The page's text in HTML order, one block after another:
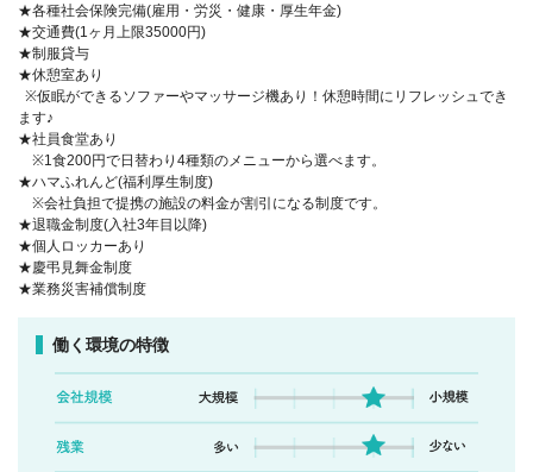
★各種社会保険完備(雇用・労災・健康・厚生年金)
★交通費(1ヶ月上限35000円)
★制服貸与
★休憩室あり
※仮眠ができるソファーやマッサージ機あり！休憩時間にリフレッシュでき
ます♪
★社員食堂あり
※1食200円で日替わり4種類のメニューから選べます。
★ハマふれんど(福利厚生制度)
※会社負担で提携の施設の料金が割引になる制度です。
★退職金制度(入社3年目以降)
★個人ロッカーあり
★慶弔見舞金制度
★業務災害補償制度
働く環境の特徴